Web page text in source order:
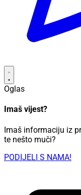
Oglas
Imaš vijest?
Imaš informaciju iz
te nešto muči?
PODIJELI S NAMA!